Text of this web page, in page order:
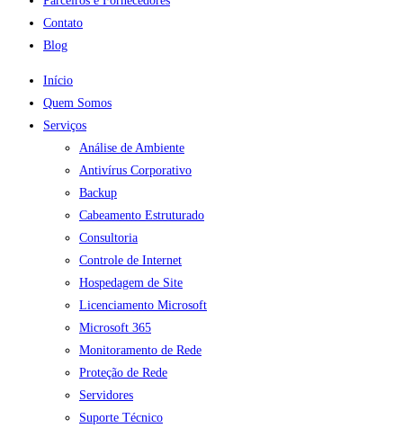
Contato
Blog
Início
Quem Somos
Serviços
Análise de Ambiente
Antivírus Corporativo
Backup
Cabeamento Estruturado
Consultoria
Controle de Internet
Hospedagem de Site
Licenciamento Microsoft
Microsoft 365
Monitoramento de Rede
Proteção de Rede
Servidores
Suporte Técnico